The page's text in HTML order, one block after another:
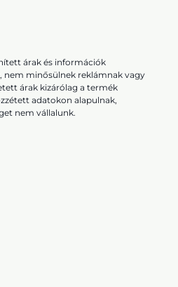
árak és információk
nem minősülnek reklámnak vagy
árak kizárólag a termék
adatokon alapulnak,
nem vállalunk.